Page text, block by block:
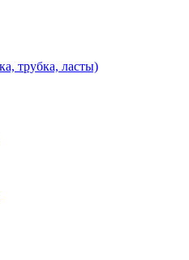
трубка, ласты)